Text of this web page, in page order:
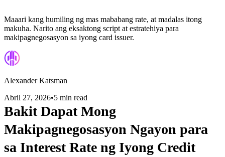
Maaari kang humiling ng mas mababang rate, at madalas itong
makuha. Narito ang eksaktong script at estratehiya para
makipagnegosasyon sa iyong card issuer.
Alexander Katsman
Abril 27, 2026•5 min read
Bakit Dapat Mong
Makipagnegosasyon Ngayon para
sa Interest Rate ng Iyong Credit